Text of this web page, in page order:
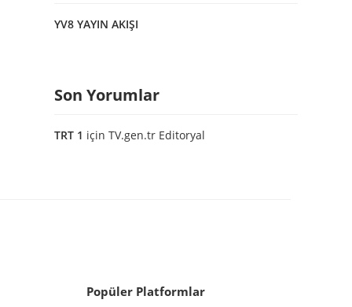
YV8 YAYIN AKIŞI
Son Yorumlar
TRT 1 için TV.gen.tr Editoryal
Popüler Platformlar